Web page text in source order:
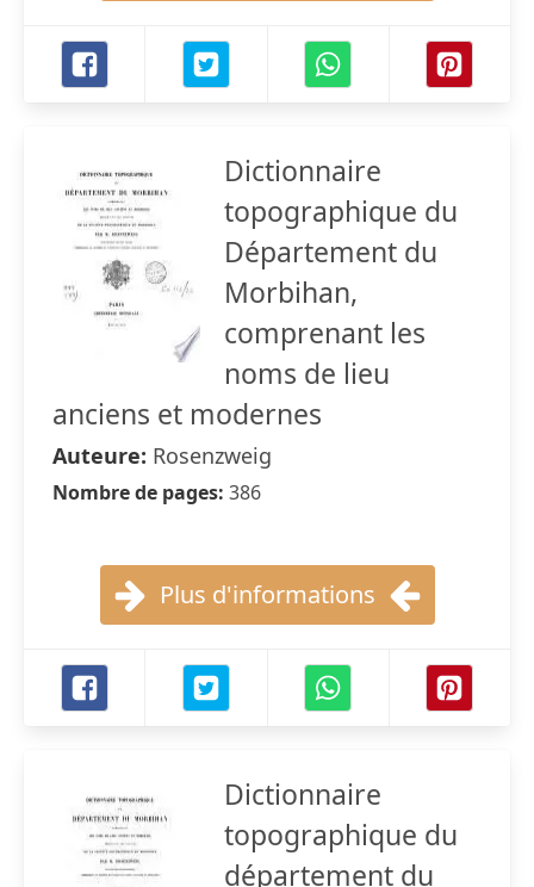
Dictionnaire
topographique du
Département du
Morbihan,
comprenant les
noms de lieu
anciens et modernes
Auteure: Rosenzweig
Nombre de pages: 386
Plus d'informations
Dictionnaire
topographique du
département du